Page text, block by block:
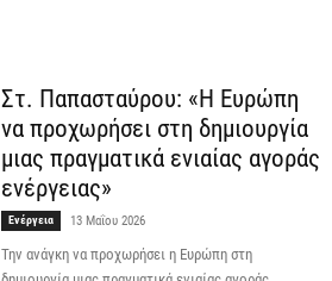
Στ. Παπασταύρου: «Η Ευρώπη
να προχωρήσει στη δημιουργία
μιας πραγματικά ενιαίας αγοράς
ενέργειας»
Ενέργεια 13 Μαΐου 2026
Την ανάγκη να προχωρήσει η Ευρώπη στη